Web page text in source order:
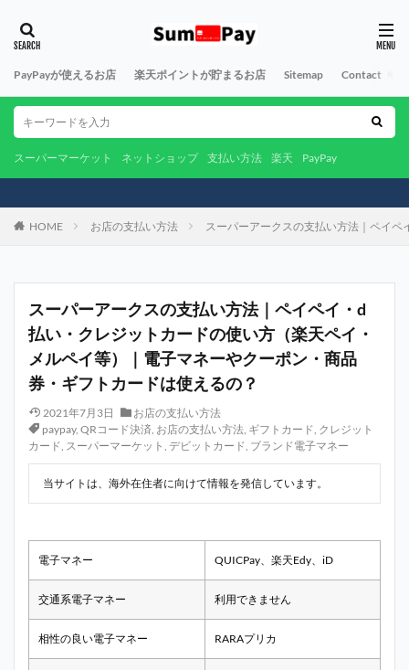
PayPayが使えるお店 楽天ポイントが貯まるお店 Sitemap Contact
スーパーマーケット ネットショップ 支払い方法 楽天 PayPay
HOME お店の支払い方法 スーパーアークスの支払い方法｜ペイ
スーパーアークスの支払い方法｜ペイペイ・d
払い・クレジットカードの使い方（楽天ペイ・
メルペイ等）｜電子マネーやクーポン・商品
券・ギフトカードは使えるの？
2021年7月3日
お店の支払い方法
paypay, QRコード決済, お店の支払い方法, ギフトカード, クレジット
カード, スーパーマーケット , デビットカード, ブランド電子マネー
当サイトは、海外在住者に向けて情報を発信しています。
電子マネー QUICPay、楽天Edy、iD
交通系電子マネー 利用できません
相性の良い電子マネー RARAプリカ